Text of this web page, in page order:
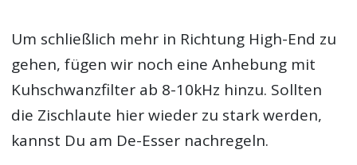
Um schließlich mehr in Richtung High-End zu
gehen, fügen wir noch eine Anhebung mit
Kuhschwanzfilter ab 8-10kHz hinzu. Sollten
die Zischlaute hier wieder zu stark werden,
kannst Du am De-Esser nachregeln.